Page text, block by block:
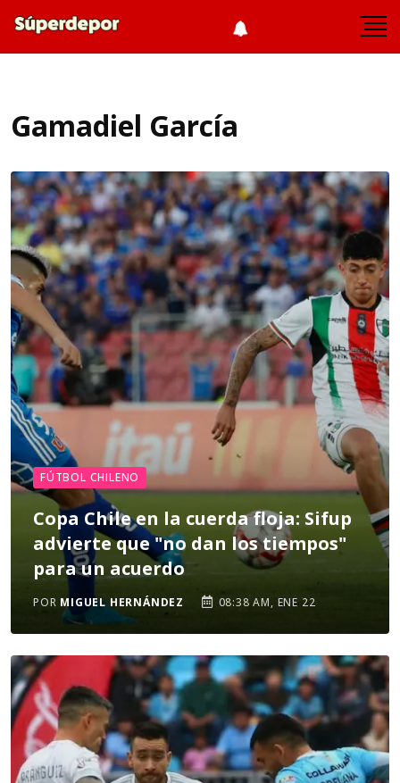
Gamadiel García
FÚTBOL CHILENO
Copa Chile en la cuerda floja: Sifup
advierte que "no dan los tiempos"
para un acuerdo
POR MIGUEL HERNÁNDEZ 08:38 AM, ENE 22